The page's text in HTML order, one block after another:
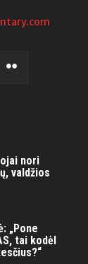
nori
valdžios
„Pone
tai kodėl